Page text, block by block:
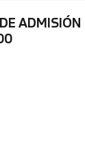
ADMISIÓN